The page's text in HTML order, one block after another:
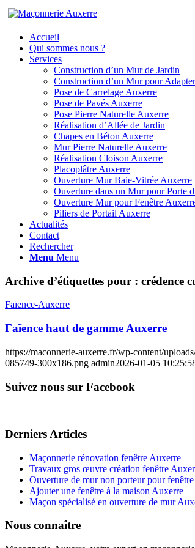
Accueil
Qui sommes nous ?
Services
Construction d’un Mur de Jardin
Construction d’un Mur pour
Pose de Carrelage Auxerre
Pose de Pavés Auxerre
Pose Pierre Naturelle Auxerre
Réalisation d’Allée de Jardin
Chapes en Béton Auxerre
Mur Pierre Naturelle Auxerre
Réalisation Cloison Auxerre
Placoplâtre Auxerre
Ouverture Mur Baie-Vitrée Auxerre
Ouverture dans un Mur pour Porte
Ouverture Mur pour Fenêtre
Piliers de Portail Auxerre
Actualités
Contact
Rechercher
Menu Menu
Archive d’étiquettes pour : crédence
Faïence-Auxerre
Faïence haut de gamme Auxerre
https://maconnerie-auxerre.fr/wp-content/
085749-300x186.png admin2026-01-05
Suivez nous sur Facebook
Derniers Articles
Maçonnerie rénovation fenêtre Auxerre
Travaux gros œuvre création fenêtre
Ouverture de mur non porteur pour
Ajouter une fenêtre à la maison Auxerre
Maçon spécialisé en ouverture de mur
Nous connaître